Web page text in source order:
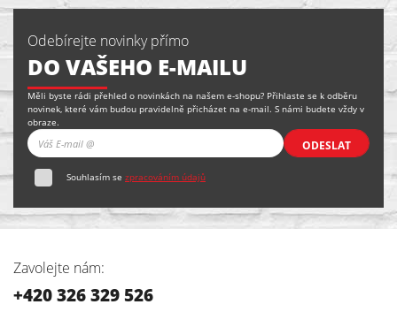
Odebírejte novinky přímo
DO VAŠEHO E-MAILU
Měli byste rádi přehled o novinkách na našem e-shopu? Přihlaste se k odběru
novinek, které vám budou pravidelně přicházet na e-mail. S námi budete vždy v
obraze.
ODESLAT
Souhlasím se zpracováním údajů
Zavolejte nám:
+420 326 329 526